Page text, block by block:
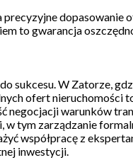
to gwarancja
sukcesu. W Zatorze,
ofert
warunków
tym zarządzanie
współpracę z
inwestycji.